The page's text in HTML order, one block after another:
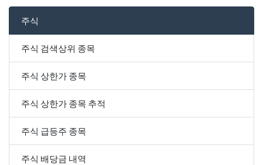
주식
주식 검색상위 종목
주식 상한가 종목
주식 상한가 종목 추적
주식 급등주 종목
주식 배당금 내역